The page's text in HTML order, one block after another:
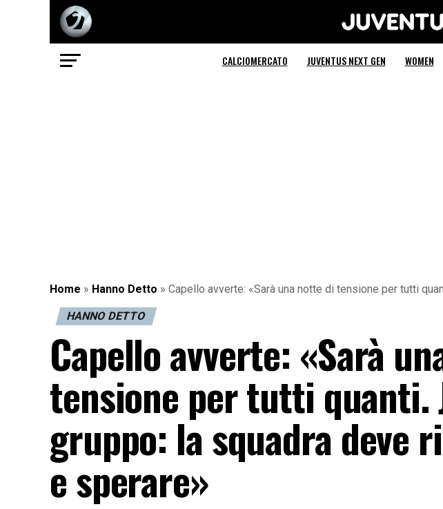
CALCIOMERCATO JUVENTUS NEXT GEN WOMEN
Home » Hanno Detto » Capello avverte: «Sarà una notte di tensione per tutti
HANNO DETTO
Capello avverte: «Sarà
tensione per tutti quanti.
gruppo: la squadra deve
e sperare»